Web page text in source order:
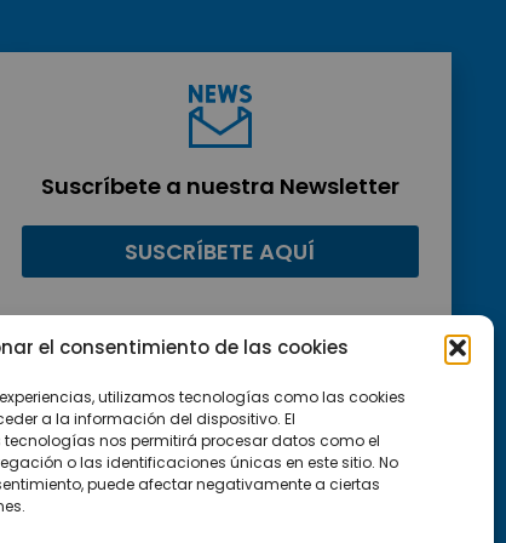
el consentimiento de las cookies
utilizamos tecnologías como las cookies
a la información del dispositivo. El
nos permitirá procesar datos como el
o las identificaciones únicas en este sitio. No
puede afectar negativamente a ciertas
Suscríbete a nuestra Newsletter
SUSCRÍBETE AQUÍ